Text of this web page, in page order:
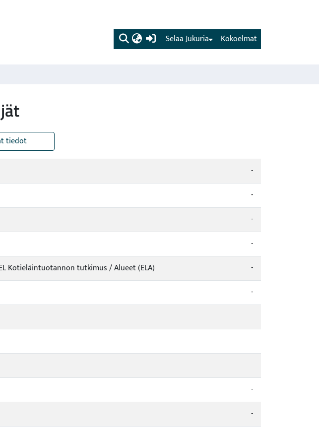
(current) Kokoelmat
Selaa Jukuria
tiedot
-
-
-
-
Kotieläintuotannon tutkimus / Alueet (ELA)
-
-
-
-